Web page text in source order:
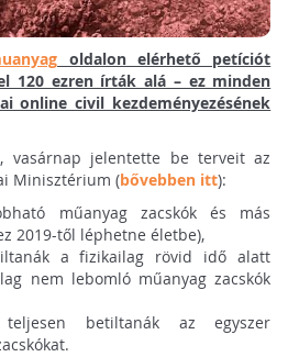
oldalon elérhető petíciót
120 ezren írták alá – ez minden
online civil kezdeményezésének
vasárnap jelentette be terveit az
Minisztérium (bővebben itt):
műanyag zacskók és más
2019-től léphetne életbe),
a fizikailag rövid idő alatt
nem lebomló műanyag zacskók
betiltanák az egyszer